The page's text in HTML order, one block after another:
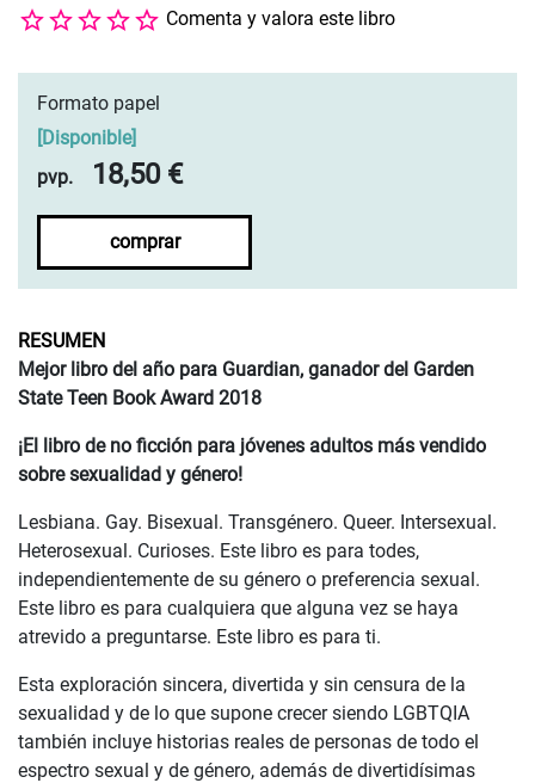
Comenta y valora este libro
Formato papel
[Disponible]
pvp.
18,50 €
comprar
RESUMEN
Mejor libro del año para Guardian, ganador del Garden
State Teen Book Award 2018
¡El libro de no ficción para jóvenes adultos más vendido
sobre sexualidad y género!
Lesbiana. Gay. Bisexual. Transgénero. Queer. Intersexual.
Heterosexual. Curioses. Este libro es para todes,
independientemente de su género o preferencia sexual.
Este libro es para cualquiera que alguna vez se haya
atrevido a preguntarse. Este libro es para ti.
Esta exploración sincera, divertida y sin censura de la
sexualidad y de lo que supone crecer siendo LGBTQIA
también incluye historias reales de personas de todo el
espectro sexual y de género, además de divertidísimas